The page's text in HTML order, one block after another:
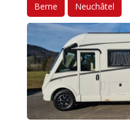
Berne Neuchâtel
ChatBot de MyCharly